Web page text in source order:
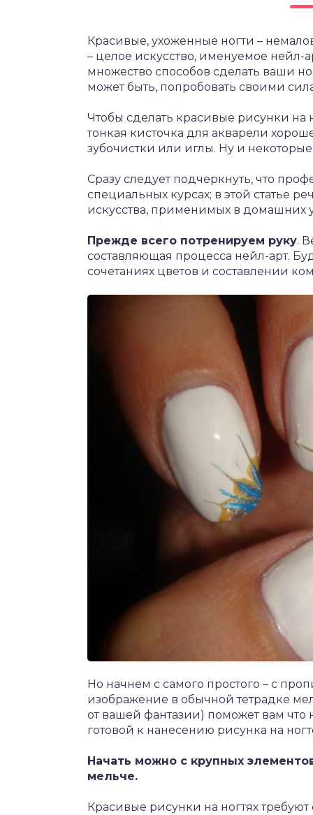
Красивые, ухоженные ногти –
– целое искусство, именуемое
множество способов сделать ваши
может быть, попробовать своими
Чтобы сделать красивые рисунки на
тонкая кисточка для акварели
зубочистки или иглы. Ну и
Сразу следует подчеркнуть, что
специальных курсах; в этой статье
искусства, применимых в домашних
Прежде всего потренируем руку.
составляющая процесса нейл-арт.
сочетаниях цветов и составлении
Но начнем с самого простого – с
изображение в обычной тетрадке
от вашей фантазии) поможет вам что
готовой к нанесению рисунка на
Начать можно с крупных
мельче.
Красивые рисунки на ногтях